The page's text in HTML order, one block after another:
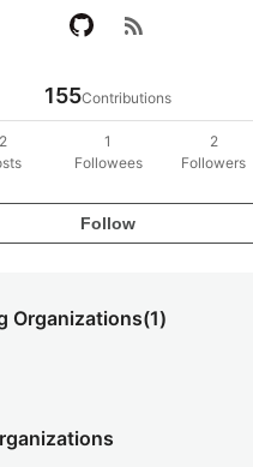
rss_feed
155Contributions
2
1
Followees
2
Followers
Follow
Organizations(1)